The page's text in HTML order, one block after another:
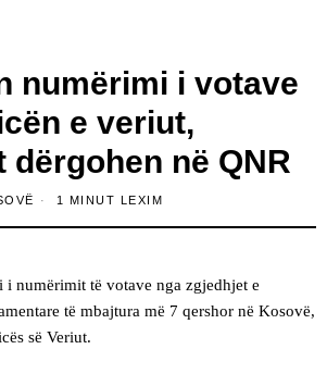
numërimi i votave
e veriut,
dërgohen në QNR
1 MINUT LEXIM
i numërimit të votave nga zgjedhjet e
të mbajtura më 7 qershor në Kosovë,
së Veriut.